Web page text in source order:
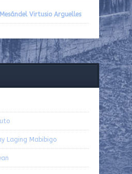
Virtusio Arguelles
Laging Mabibigo